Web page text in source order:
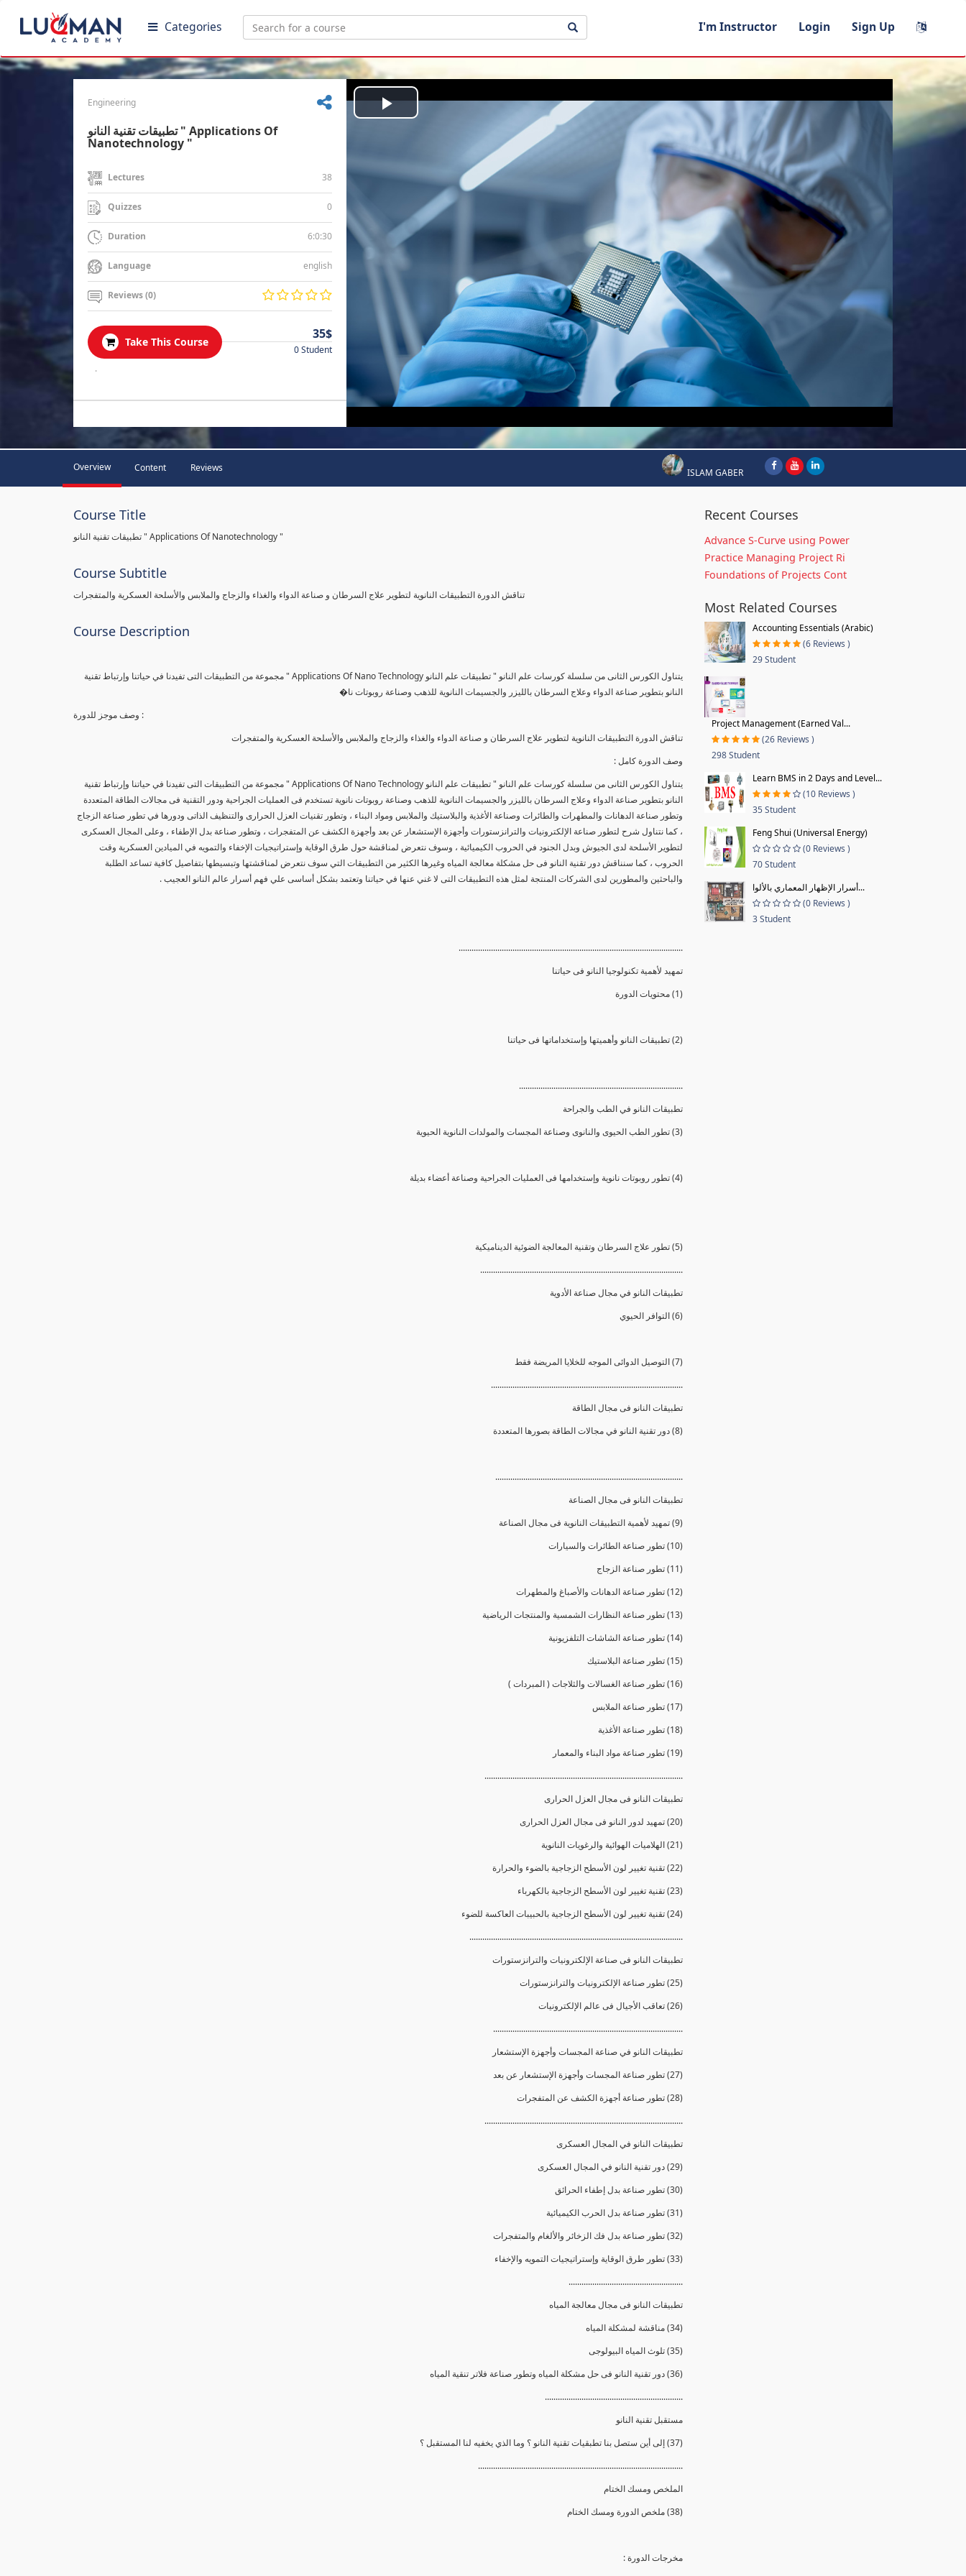
Categories I'm Instructor Login Sign Up
Engineering
تطبيقات تقنية النانو " Applications Of
Nanotechnology "
Lectures 38
Quizzes 0
Duration 6:0:30
Language english
Reviews (0)
Take This Course
35$
0 Student
.
Play
Overview Content Reviews ISLAM GABER
Course Title
تطبيقات تقنية النانو " Applications Of Nanotechnology "
Course Subtitle
تناقش الدورة التطبيقات النانوية لتطوير علاج السرطان و صناعة الدواء والغذاء والزجاج والملابس والأسلحة العسكرية والمتفجرات
Course Description
يتناول الكورس الثانى من سلسلة كورسات علم النانو " تطبيقات علم النانو Applications Of Nano Technology " مجموعة من التطبيقات التى تفيدنا في حياتنا وإرتباط تقنية
النانو بتطوير صناعة الدواء وعلاج السرطان بالليزر والجسيمات النانوية للذهب وصناعة روبوتات نا�
وصف موجز للدورة :
تناقش الدورة التطبيقات النانوية لتطوير علاج السرطان و صناعة الدواء والغذاء والزجاج والملابس والأسلحة العسكرية والمتفجرات
وصف الدورة كامل :
يتناول الكورس الثانى من سلسلة كورسات علم النانو " تطبيقات علم النانو Applications Of Nano Technology " مجموعة من التطبيقات التى تفيدنا في حياتنا وإرتباط تقنية
النانو بتطوير صناعة الدواء وعلاج السرطان بالليزر والجسيمات النانوية للذهب وصناعة روبوتات نانوية تستخدم فى العمليات الجراحية ودور التقنية فى مجالات الطاقة المتعددة
وتطور صناعة الدهانات والمطهرات والطائرات وصناعة الأغذية والبلاستيك والملابس ومواد البناء ، وتطور تقنيات العزل الحرارى والتنظيف الذاتى ودورها في تطور صناعة الزجاج
، كما نتناول شرح لتطور صناعة الإلكترونيات والترانزستورات وأجهزة الإستشعار عن بعد وأجهزة الكشف عن المتفجرات ، وتطور صناعة بدل الإطفاء ، وعلى المجال العسكرى
لتطوير الأسلحة لدى الجيوش وبدل الجنود في الحروب الكيميائية ، وسوف نتعرض لمناقشة حول طرق الوقاية وإستراتيجيات الإخفاء والتمويه في الميادين العسكرية وقت
الحروب ، كما سنناقش دور تقنية النانو فى حل مشكلة معالجة المياه وغيرها الكثير من التطبيقات التي سوف نتعرض لمناقشتها وتبسيطها بتفاصيل كافية تساعد الطلبة
والباحثين والمطورين لدى الشركات المنتجة لمثل هذه التطبيقات التى لا غني عنها في حياتنا وتعتمد بشكل أساسى علي فهم أسرار عالم النانو العجيب .
........................................................................................................
تمهيد لأهمية تكنولوجيا النانو فى حياتنا
(1) محتويات الدورة
(2) تطبيقات النانو وأهميتها وإستخداماتها فى حياتنا
............................................................................
تطبيقات النانو في الطب والجراحة
(3) تطور الطب الحيوى والنانوى وصناعة المجسات والمولدات النانوية الحيوية
(4) تطور روبوتات نانوية وإستخدامها فى العمليات الجراحية وصناعة أعضاء بديلة
(5) تطور علاج السرطان وتقنية المعالجة الضوئية الديناميكية
..............................................................................................
تطبيقات النانو في مجال صناعة الأدوية
(6) التوافر الحيوي
(7) التوصيل الدوائى الموجه للخلايا المريضة فقط
.........................................................................................
تطبيقات النانو فى مجال الطاقة
(8) دور تقنية النانو في مجالات الطاقة بصورها المتعددة
.......................................................................................
تطبيقات النانو فى مجال الصناعة
(9) تمهيد لأهمية التطبيقات النانوية فى مجال الصناعة
(10) تطور صناعة الطائرات والسيارات
(11) تطور صناعة الزجاج
(12) تطور صناعة الدهانات والأصباغ والمطهرات
(13) تطور صناعة النظارات الشمسية والمنتجات الرياضية
(14) تطور صناعة الشاشات التلفزيونية
(15) تطور صناعة البلاستيك
(16) تطور صناعة الغسالات والثلاجات ( المبردات )
(17) تطور صناعة الملابس
(18) تطور صناعة الأغذية
(19) تطور صناعة مواد البناء والمعمار
............................................................................................
تطبيقات النانو فى مجال العزل الحرارى
(20) تمهيد لدور النانو فى مجال العزل الحرارى
(21) الهلاميات الهوائية والرغويات النانوية
(22) تقنية تغيير لون الأسطح الزجاجية بالضوء والحرارة
(23) تقنية تغيير لون الأسطح الزجاجية بالكهرباء
(24) تقنية تغيير لون الأسطح الزجاجية بالحبيبات العاكسة للضوء
...................................................................................................
تطبيقات النانو فى صناعة الإلكترونيات والترانزستورات
(25) تطور صناعة الإلكترونيات والترانزستورات
(26) تعاقب الأجيال فى عالم الإلكترونيات
........................................................................................
تطبيقات النانو في صناعة المجسات وأجهزة الإستشعار
(27) تطور صناعة المجسات وأجهزة الإستشعار عن بعد
(28) تطور صناعة أجهزة الكشف عن المتفجرات
............................................................................................
تطبيقات النانو في المجال العسكرى
(29) دور تقنية النانو في المجال العسكرى
(30) تطور صناعة بدل إطفاء الحرائق
(31) تطور صناعة بدل الحرب الكيميائية
(32) تطور صناعة بدل فك الزخائر والألغام والمتفجرات
(33) تطور طرق الوقاية وإستراتيجيات التمويه والإخفاء
.....................................................
تطبيقات النانو فى مجال معالجة المياه
(34) مناقشة لمشكلة المياه
(35) تلوث المياه البيولوجى
(36) دور تقنية النانو فى حل مشكلة المياه وتطور صناعة فلاتر تنقية المياه
................................................................
مستقبل تقنية النانو
(37) إلى أين ستصل بنا تطبقيات تقنية النانو ؟ وما الذي يخفيه لنا المستقبل ؟
...............................................................................................
الملخص ومسك الختام
(38) ملخص الدورة ومسك الختام
مخرجات الدورة :
Recent Courses
Advance S-Curve using Power
Practice Managing Project Ri
Foundations of Projects Cont
Most Related Courses
Accounting Essentials (Arabic)
(6 Reviews )
29 Student
Project Management (Earned Val...
(26 Reviews )
298 Student
Learn BMS in 2 Days and Level...
(10 Reviews )
35 Student
Feng Shui (Universal Energy)
(0 Reviews )
70 Student
أسرار الإظهار المعماري بالألوا...
(0 Reviews )
3 Student